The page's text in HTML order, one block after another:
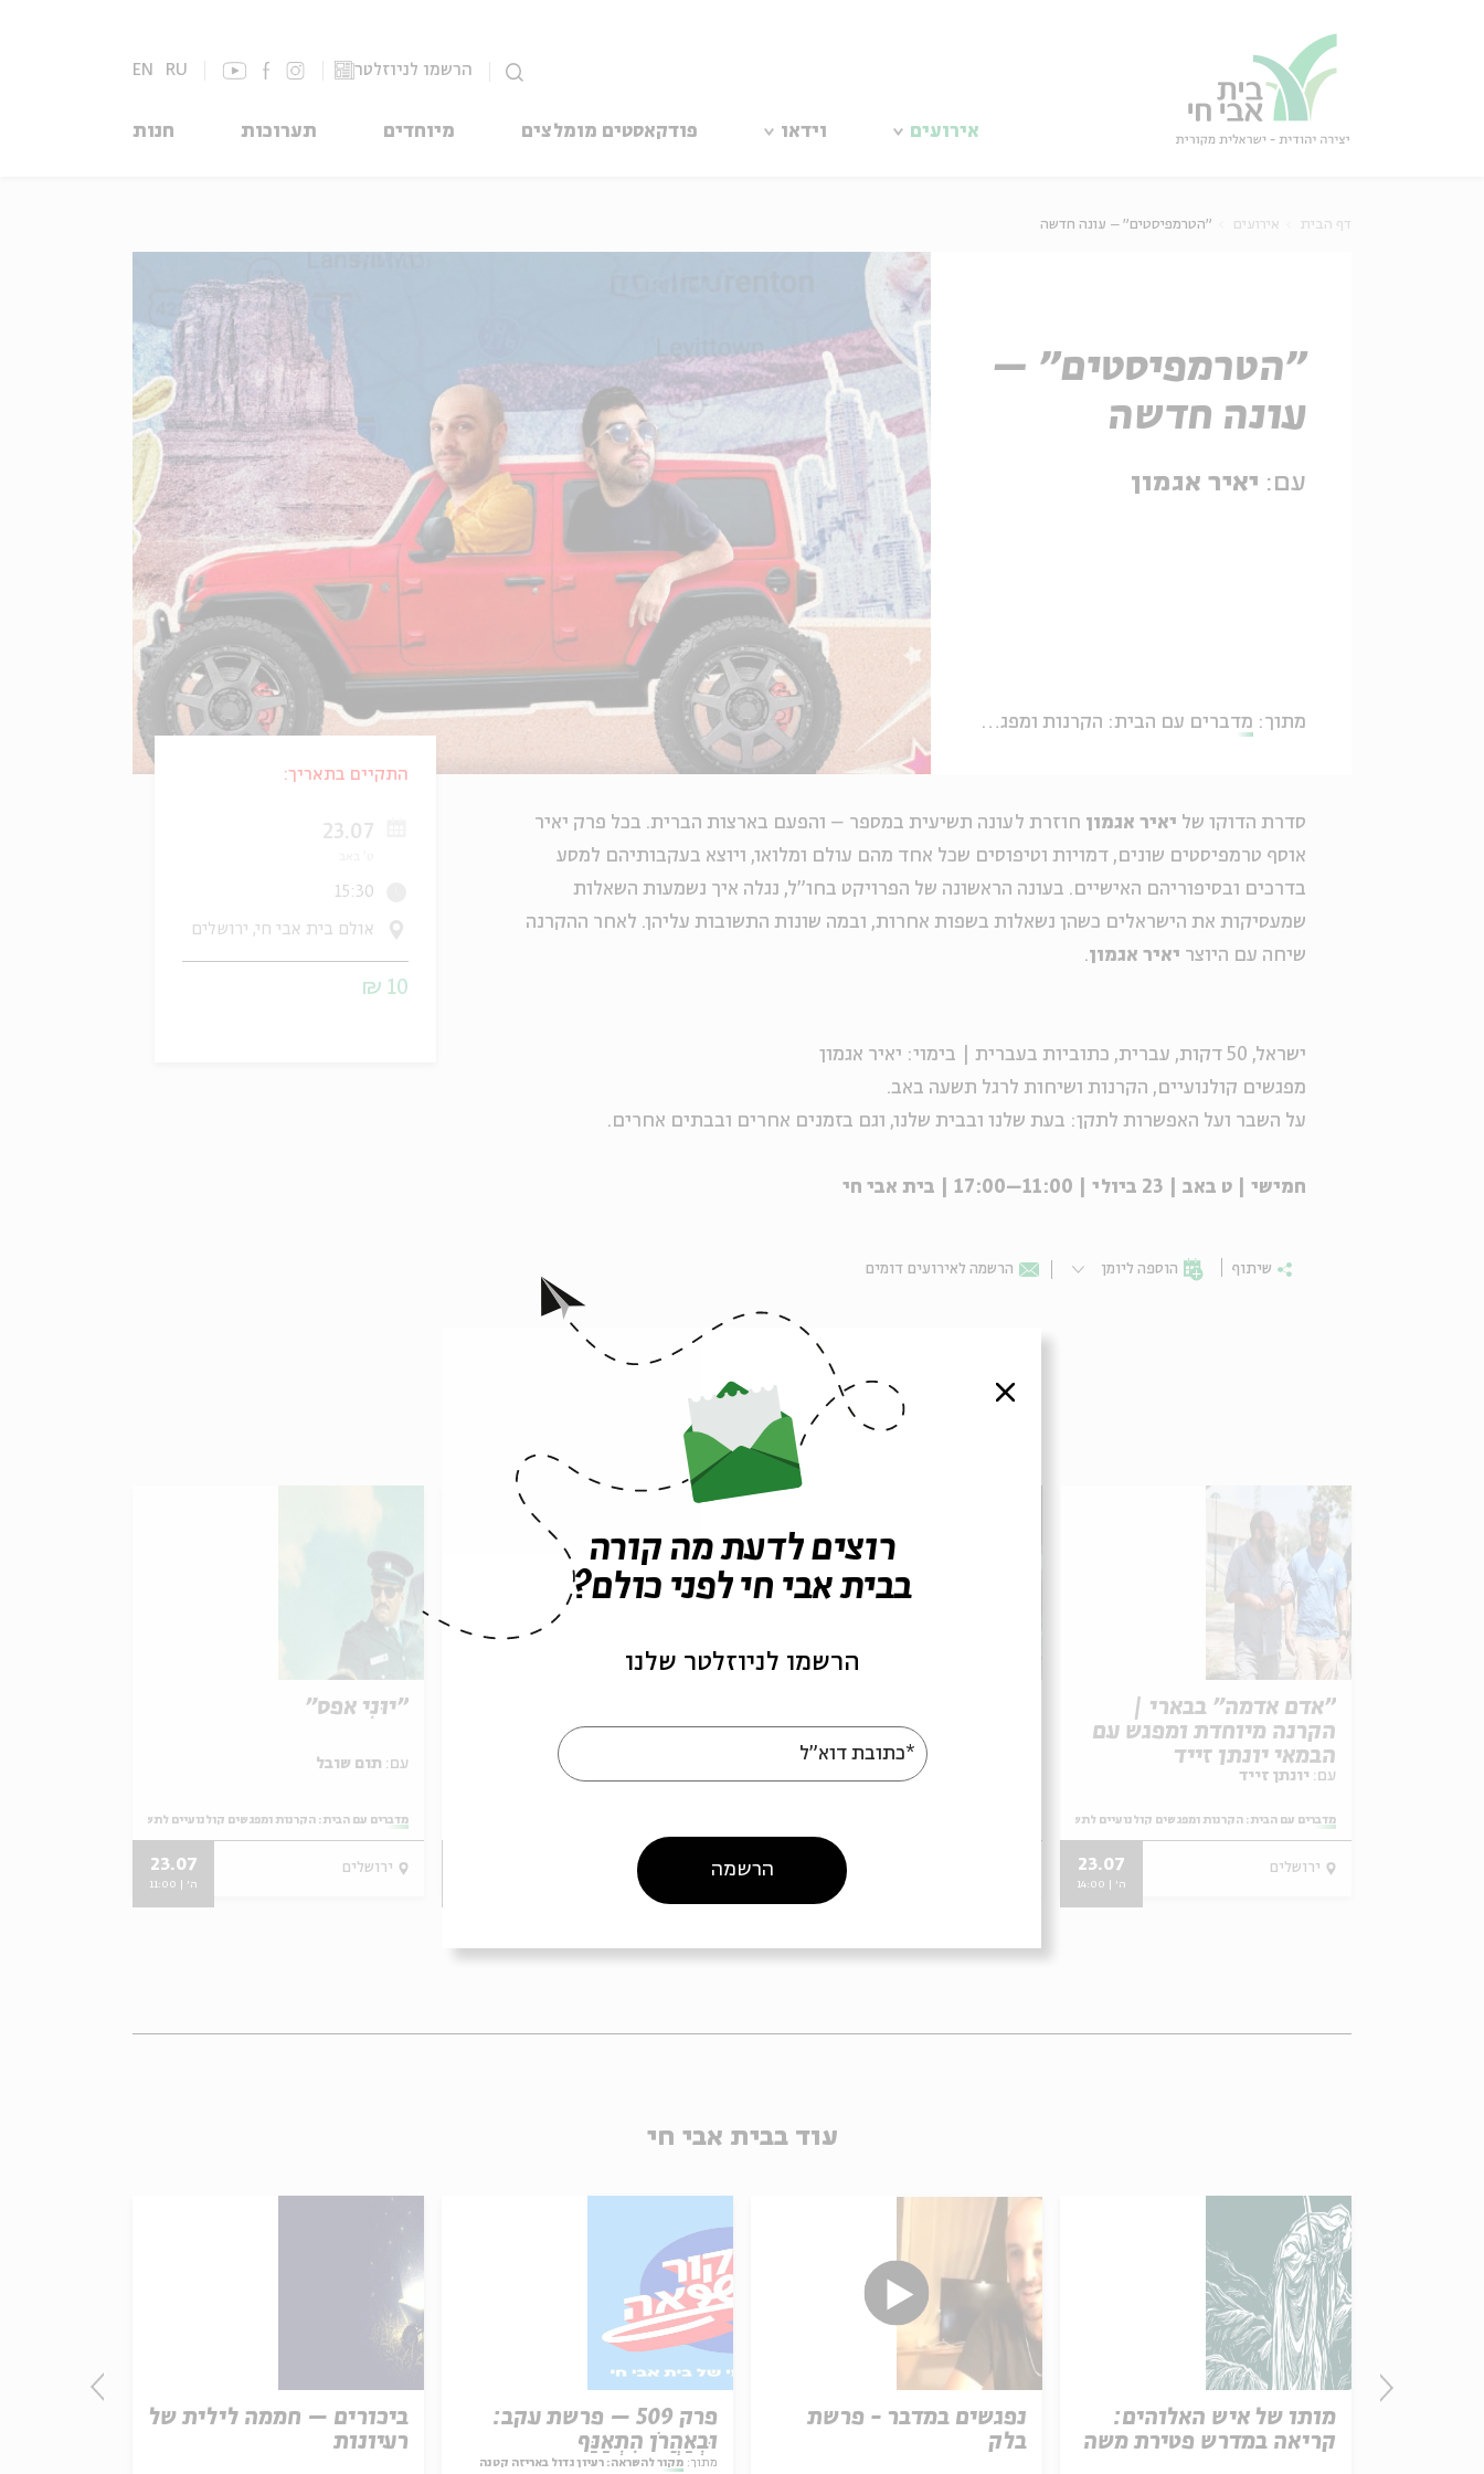
הרשמו לניוזלטר EN RU
אירועים וידאו פודקאסטים מומלצים מיוחדים תערוכות חנות
דף הבית אירועים "הטרמפיסטים" – עונה חדשה
"הטרמפיסטים" –
עונה חדשה
עם: יאיר אגמון
מתוך: מדברים עם הבית: הקרנות ומפגשים קולנועיים לתשעה באב
סדרת הדוקו של יאיר אגמון חוזרת לעונה תשיעית במספר – והפעם בארצות הברית. בכל פרק יאיר
אוסף טרמפיסטים שונים, דמויות וטיפוסים שכל אחד מהם עולם ומלואו, ויוצא בעקבותיהם למסע
בדרכים ובסיפוריהם האישיים. בעונה הראשונה של הפרויקט בחו"ל, נגלה איך נשמעות השאלות
שמעסיקות את הישראלים כשהן נשאלות בשפות אחרות, ובמה שונות התשובות עליהן. לאחר ההקרנה
שיחה עם היוצר יאיר אגמון.
ישראל, 50 דקות, עברית, כתוביות בעברית | בימוי: יאיר אגמון
מפגשים קולנועיים, הקרנות ושיחות לרגל תשעה באב.
על השבר ועל האפשרות לתקן: בעת שלנו ובבית שלנו, וגם בזמנים אחרים ובבתים אחרים.
חמישי | ט באב | 23 ביולי | 11:00–17:00 | בית אבי חי
שיתוף הוספה ליומן הרשמה לאירועים דומים
התקיים בתאריך:
23.07
15:30
אולם בית אבי חי, ירושלים
10 ₪
אירועים נוספים בסדרה
"אדם אדמה" בבארי |
הקרנה מיוחדת ומפגש עם
הבמאי יונתן זייד
עם:
מתוך:
מדברים עם הבית: הקרנות ומפגשים קולנועיים לתשעה באב
ירושלים 23.07
ה' | 14:00
23.07
מסך | מפגש עם הבמאי
"יוּנִי אפס"
עם:
מתוך:
מדברים עם הבית: הקרנות ומפגשים קולנועיים לתשעה באב
ירושלים 23.07
ה' | 11:00
עוד בבית אבי חי
ביכורים – חממה לילית של
רעיונות
פרק 509 – פרשת עקב:
וּבְאַהֲרֹן הִתְאַנַּף
מתוך: מקור להשראה: רעיון גדול באריזה קטנה
נפגשים במדבר - פרשת
בלק
מותו של איש האלוהים:
קריאה במדרש פטירת משה
סגור
רוצים לדעת מה קורה
בבית אבי חי לפני כולם?
הרשמו לניוזלטר שלנו
*כתובת דוא"ל
הרשמה